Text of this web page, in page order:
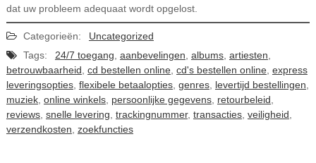
dat uw probleem adequaat wordt opgelost.
Categorieën:
Uncategorized
Tags:
24/7 toegang aanbevelingen albums, artiesten
betrouwbaarheid cd bestellen online, cd's bestellen online, express
leveringsopties, flexibele betaalopties, genres, levertijd bestellingen
muziek, online winkels, persoonlijke gegevens, retourbeleid
reviews, snelle levering trackingnummer, transacties, veiligheid
verzendkosten zoekfuncties